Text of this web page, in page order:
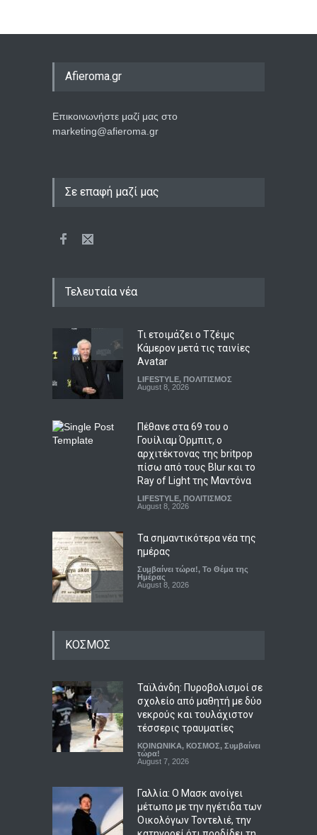
Afieroma.gr
Επικοινωνήστε μαζί μας στο
marketing@afieroma.gr
Σε επαφή μαζί μας
Τελευταία νέα
Τι ετοιμάζει ο Τζέιμς
Κάμερον μετά τις ταινίες
Avatar
LIFESTYLE, ΠΟΛΙΤΙΣΜΟΣ
August 8, 2026
Πέθανε στα 69 του ο
Γουίλιαμ Όρμπιτ, ο
αρχιτέκτονας της britpop
πίσω από τους Blur και το
Ray of Light της Μαντόνα
LIFESTYLE, ΠΟΛΙΤΙΣΜΟΣ
August 8, 2026
Τα σημαντικότερα νέα της
ημέρας
Συμβαίνει τώρα!, Το Θέμα της
Ημέρας
August 8, 2026
χαρακτήρων και πολιτική
σπέκουλα
ΠΟΛΙΤΙΚΗ ,Συμβαίνει τώρα!
August 8, 2026
Υπό μερικό έλεγχο η φωτιά
στο Βελεστίνο Βόλου
ΚΟΣΜΟΣ
Ταϊλάνδη: Πυροβολισμοί σε
σχολείο από μαθητή με δύο
νεκρούς και τουλάχιστον
τέσσερις τραυματίες
ΚΟΙΝΩΝΙΚΑ, ΚΟΣΜΟΣ, Συμβαίνει
τώρα!
August 7, 2026
Γαλλία: Ο Μασκ ανοίγει
μέτωπο με την ηγέτιδα των
Οικολόγων Τοντελιέ, την